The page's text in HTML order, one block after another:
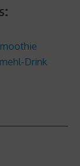
Drink